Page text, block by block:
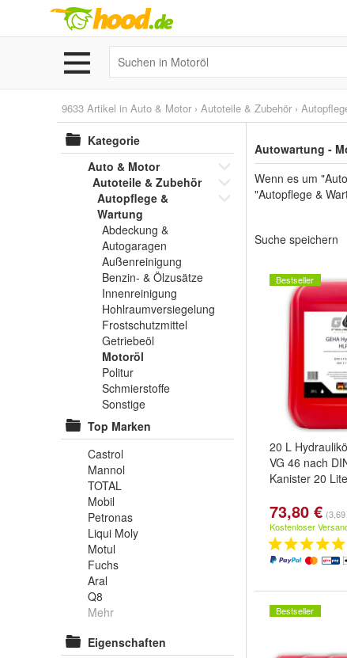
9633 Artikel in Auto & Motor › Autoteile & Zubehör ›
Kategorie
Auto & Motor
Autoteile & Zubehör
Autopflege &
Wartung
Abdeckung &
Autogaragen
Außenreinigung
Benzin- & Ölzusätze
Innenreinigung
Hohlraumversiegelung
Frostschutzmittel
Getriebeöl
Motoröl
Politur
Schmierstoffe
Sonstige
Top Marken
Castrol
Mannol
TOTAL
Mobil
Petronas
Liqui Moly
Motul
Fuchs
Aral
Q8
Mehr
Eigenschaften
Autowartung -
Wenn es um
"Autopflege &
Suche speichern
Bestseller
20 L
VG 46 nach
Kanister 20
73,80 €
Kostenloser
Bestseller